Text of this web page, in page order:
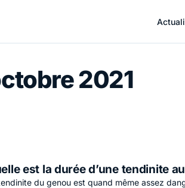
2021
est la durée d’une tendinite
du genou est quand même assez